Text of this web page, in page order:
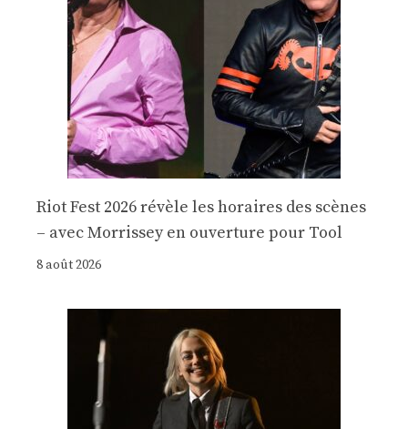
Riot Fest 2026 révèle les horaires des scènes
– avec Morrissey en ouverture pour Tool
8 août 2026